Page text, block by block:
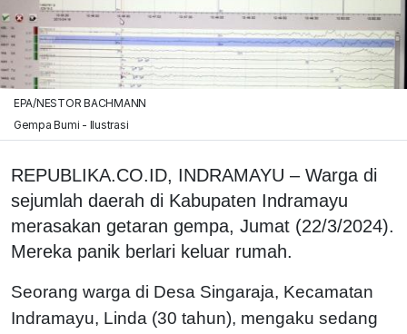
EPA/NESTOR BACHMANN
Gempa Bumi - Ilustrasi
REPUBLIKA.CO.ID, INDRAMAYU – Warga di
sejumlah daerah di Kabupaten Indramayu
merasakan getaran gempa, Jumat (22/3/2024).
Mereka panik berlari keluar rumah.
Seorang warga di Desa Singaraja, Kecamatan
Indramayu, Linda (30 tahun), mengaku sedang